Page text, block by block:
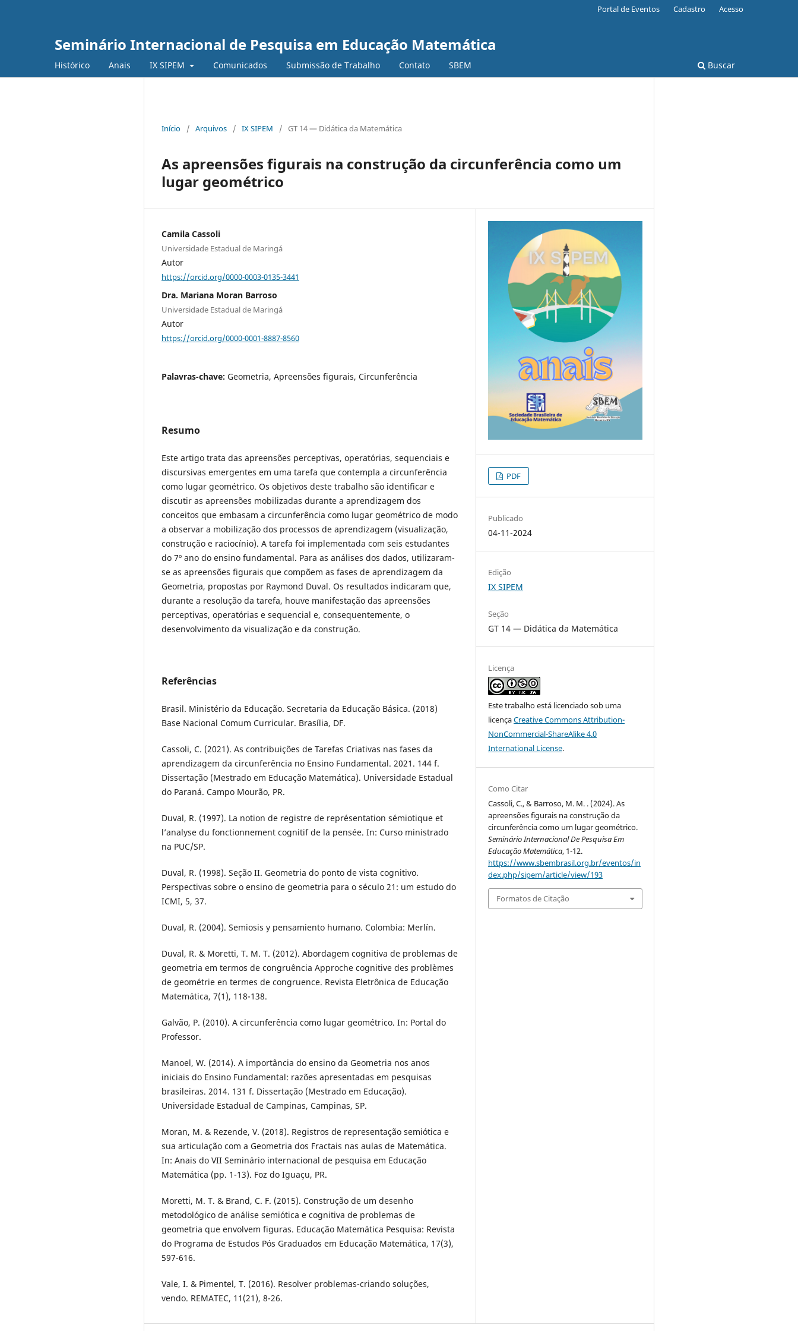
Seminário Internacional de Pesquisa em Educação Matemática
Histórico Anais IX SIPEM Comunicados Submissão de Trabalho Contato SBEM Buscar
Portal de Eventos Cadastro Acesso
Início / Arquivos / IX SIPEM / GT 14 — Didática da Matemática
As apreensões figurais na construção da circunferência como um
lugar geométrico
Camila Cassoli
Universidade Estadual de Maringá
Autor
https://orcid.org/0000-0003-0135-3441
Dra. Mariana Moran Barroso
Universidade Estadual de Maringá
Autor
https://orcid.org/0000-0001-8887-8560
Palavras-chave: Geometria, Apreensões figurais, Circunferência
Resumo
Este artigo trata das apreensões perceptivas, operatórias, sequenciais e
discursivas emergentes em uma tarefa que contempla a circunferência
como lugar geométrico. Os objetivos deste trabalho são identificar e
discutir as apreensões mobilizadas durante a aprendizagem dos
conceitos que embasam a circunferência como lugar geométrico de modo
a observar a mobilização dos processos de aprendizagem (visualização,
construção e raciocínio). A tarefa foi implementada com seis estudantes
do 7º ano do ensino fundamental. Para as análises dos dados, utilizaram-
se as apreensões figurais que compõem as fases de aprendizagem da
Geometria, propostas por Raymond Duval. Os resultados indicaram que,
durante a resolução da tarefa, houve manifestação das apreensões
perceptivas, operatórias e sequencial e, consequentemente, o
desenvolvimento da visualização e da construção.
Referências
Brasil. Ministério da Educação. Secretaria da Educação Básica. (2018)
Base Nacional Comum Curricular. Brasília, DF.
Cassoli, C. (2021). As contribuições de Tarefas Criativas nas fases da
aprendizagem da circunferência no Ensino Fundamental. 2021. 144 f.
Dissertação (Mestrado em Educação Matemática). Universidade Estadual
do Paraná. Campo Mourão, PR.
Duval, R. (1997). La notion de registre de représentation sémiotique et
l’analyse du fonctionnement cognitif de la pensée. In: Curso ministrado
na PUC/SP.
Duval, R. (1998). Seção II. Geometria do ponto de vista cognitivo.
Perspectivas sobre o ensino de geometria para o século 21: um estudo do
ICMI, 5, 37.
Duval, R. (2004). Semiosis y pensamiento humano. Colombia: Merlín.
Duval, R. & Moretti, T. M. T. (2012). Abordagem cognitiva de problemas de
geometria em termos de congruência Approche cognitive des problèmes
de geométrie en termes de congruence. Revista Eletrônica de Educação
Matemática, 7(1), 118-138.
Galvão, P. (2010). A circunferência como lugar geométrico. In: Portal do
Professor.
Manoel, W. (2014). A importância do ensino da Geometria nos anos
iniciais do Ensino Fundamental: razões apresentadas em pesquisas
brasileiras. 2014. 131 f. Dissertação (Mestrado em Educação).
Universidade Estadual de Campinas, Campinas, SP.
Moran, M. & Rezende, V. (2018). Registros de representação semiótica e
sua articulação com a Geometria dos Fractais nas aulas de Matemática.
In: Anais do VII Seminário internacional de pesquisa em Educação
Matemática (pp. 1-13). Foz do Iguaçu, PR.
Moretti, M. T. & Brand, C. F. (2015). Construção de um desenho
metodológico de análise semiótica e cognitiva de problemas de
geometria que envolvem figuras. Educação Matemática Pesquisa: Revista
do Programa de Estudos Pós Graduados em Educação Matemática, 17(3),
597-616.
Vale, I. & Pimentel, T. (2016). Resolver problemas-criando soluções,
vendo. REMATEC, 11(21), 8-26.
PDF
Publicado
04-11-2024
Edição
IX SIPEM
Seção
GT 14 — Didática da Matemática
Licença
Este trabalho está licenciado sob uma
licençaCreative Commons Attribution-
NonCommercial-ShareAlike 4.0
International License.
Como Citar
Cassoli, C., & Barroso, M. M. . (2024). As
apreensões figurais na construção da
circunferência como um lugar geométrico.
Seminário Internacional De Pesquisa Em
Educação Matemática, 1-12.
https://www.sbembrasil.org.br/eventos/in
dex.php/sipem/article/view/193
Formatos de Citação